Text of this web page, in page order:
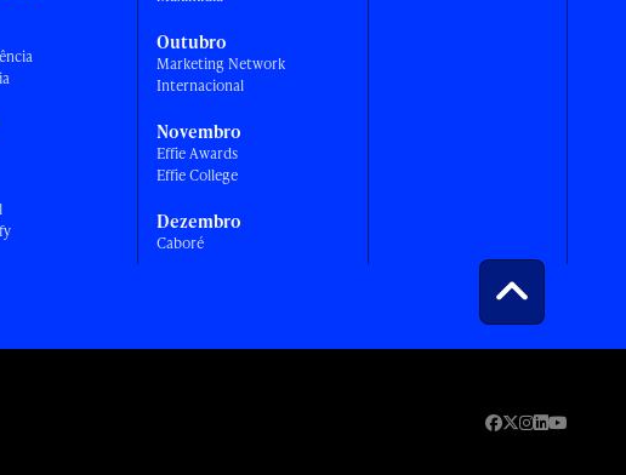
Outubro
Marketing Network
Internacional
Novembro
Effie Awards
Effie College
Dezembro
Caboré